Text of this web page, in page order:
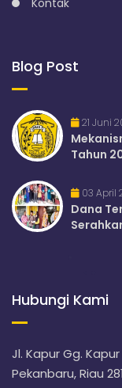
Blog Post
21 Juni
Tahun
03 April
Dana
Hubungi Kami
Jl. Kapur Gg.
Pekanbaru, Riau